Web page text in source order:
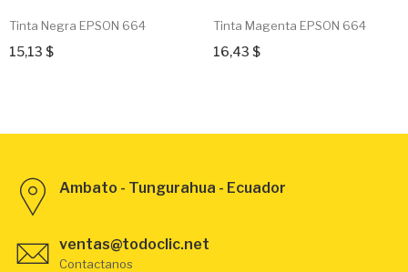
Tinta Negra EPSON 664
15,13 $
Tinta Magenta EPSON 664
16,43 $
Ambato - Tungurahua - Ecuador
ventas@todoclic.net
Contactanos